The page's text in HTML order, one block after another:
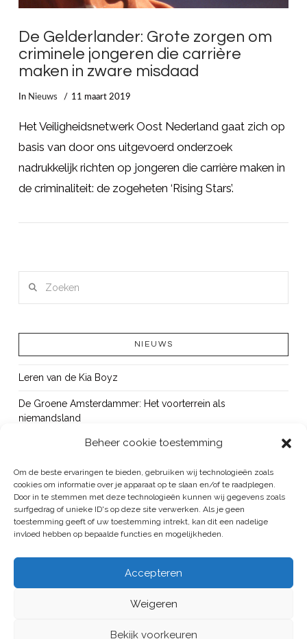
Beheer cookie toestemming
Om de beste ervaringen te bieden, gebruiken wij technologieën zoals
cookies om informatie over je apparaat op te slaan en/of te raadplegen.
Door in te stemmen met deze technologieën kunnen wij gegevens zoals
surfgedrag of unieke ID's op deze site verwerken. Als je geen
toestemming geeft of uw toestemming intrekt, kan dit een nadelige
invloed hebben op bepaalde functies en mogelijkheden.
Accepteren
Weigeren
Bekijk voorkeuren
LEES MEER
De Gelderlander: Grote zorgen om
criminele jongeren die carrière
maken in zware misdaad
In Nieuws 11 maart 2019
Het Veiligheidsnetwerk Oost Nederland gaat zich op
basis van door ons uitgevoerd onderzoek
nadrukkelijk richten op jongeren die carrière maken in
de criminaliteit: de zogeheten ‘Rising Stars’.
NIEUWS
Leren van de Kia Boyz
De Groene Amsterdammer: Het voorterrein als
niemandsland
Cursus Wapens op school: signaleren, duiden en handelen
OUT!
Bureau Beke ontwikkelt jeugdmonitor Aruba
GROEP
ALGEMENE VOORWAARDEN
PUBLICATIES PROJECTEN BUREAU